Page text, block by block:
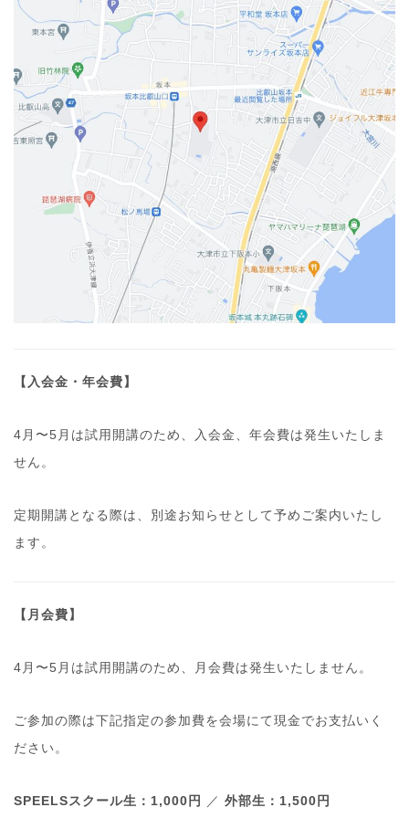
【入会金・年会費】
4月〜5月は試用開講のため、入会金、年会費は発生いたしま
せん。
定期開講となる際は、別途お知らせとして予めご案内いたし
ます。
【月会費】
4月〜5月は試用開講のため、月会費は発生いたしません。
ご参加の際は下記指定の参加費を会場にて現金でお支払いく
ださい。
SPEELSスクール生：1,000円 ／ 外部生：1,500円